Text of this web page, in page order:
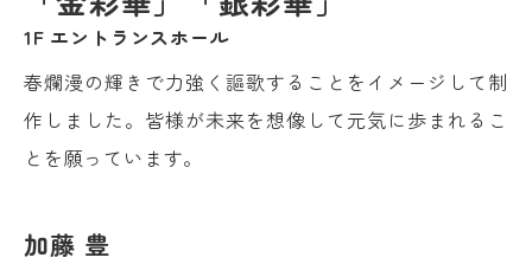
1F エントランスホール
春爛漫の輝きで力強く謳歌することをイメージして制
作しました。皆様が未来を想像して元気に歩まれるこ
とを願っています。
加藤 豊